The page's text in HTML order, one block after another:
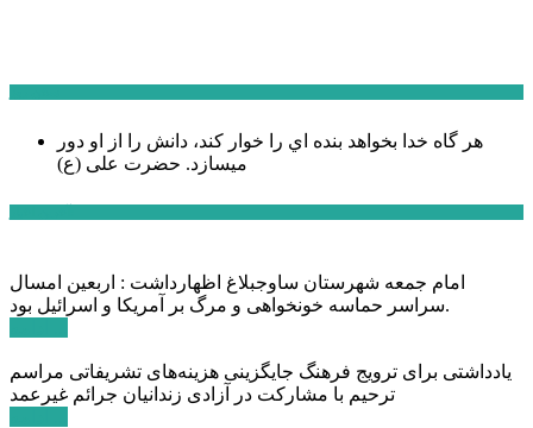
هر گاه خدا بخواهد بنده اي را خوار كند، دانش را از او دور
میسازد. حضرت علی (ع)
امام جمعه شهرستان ساوجبلاغ اظهارداشت : اربعین امسال
سراسر حماسه خونخواهی و مرگ بر آمریکا و اسرائیل بود.
یادداشتی برای ترویج فرهنگ جایگزینی هزینه‌های تشریفاتی مراسم
ترحیم با مشارکت در آزادی زندانیان جرائم غیرعمد